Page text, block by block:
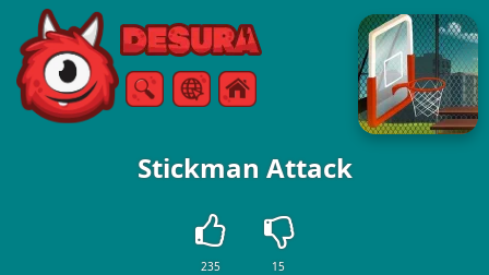
Free Online Games
CăutareMeniul
Stickman Attack
235 15